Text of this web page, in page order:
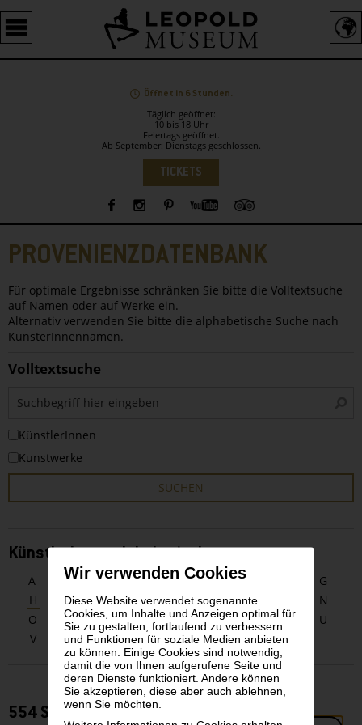
Wir verwenden Cookies
Diese Website verwendet sogenannte
Cookies, um Inhalte und Anzeigen optimal für
Sie zu gestalten, fortlaufend zu verbessern
und Funktionen für soziale Medien anbieten
zu können. Einige Cookies sind notwendig,
damit die von Ihnen aufgerufene Seite und
deren Dienste funktioniert. Andere können
Sie akzeptieren, diese aber auch ablehnen,
wenn Sie möchten.
Barrierefreie
Bedienung
der
Öffnet in 6 Stunden.
Täglich geöffnet:
10 bis 18 Uhr
Feiertags geöffnet.
Ab September: Dienstags geschlossen.
TICKETS
Sidebar
PROVENIENZDATENBANK
Für optimale Ergebnisse schränken Sie bitte die Volltextsuche
auf Namen oder auf Werke ein.
Alternativ verwenden Sie bitte die alphabetische Suche nach
KünsterInnennamen.
Volltextsuche
KünstlerInnen
Kunstwerke
SUCHEN
KünstlerInnen alphabetisch
A B C D E
G
H
I J K L
N
O
P Q R S T
U
V
W X Y Z
554 Suchergebnisse zu KünstlerInnen